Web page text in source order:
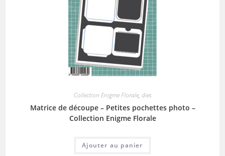
Collection Enigme Florale, dies
Matrice de découpe – Petites pochettes photo –
Collection Enigme Florale
Ajouter au panier